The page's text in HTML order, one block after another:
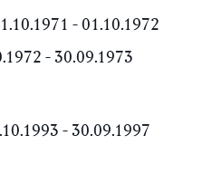
- 01.10.1972
- 30.09.1973
- 30.09.1997